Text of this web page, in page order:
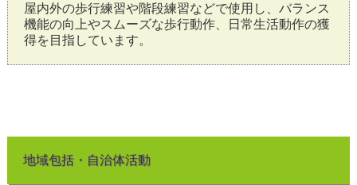
屋内外の歩行練習や階段練習などで使用し、バランス
機能の向上やスムーズな歩行動作、日常生活動作の獲
得を目指しています。
地域包括・自治体活動